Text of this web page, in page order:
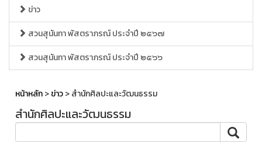
ข่าว
สวนสุนันทา พัสตราภรณ์ ประจำปี ๒๕๖๗
สวนสุนันทา พัสตราภรณ์ ประจำปี ๒๕๖๖
หน้าหลัก>ข่าว> สำนักศิลปะและวัฒนธรรม
สำนักศิลปะและวัฒนธรรม